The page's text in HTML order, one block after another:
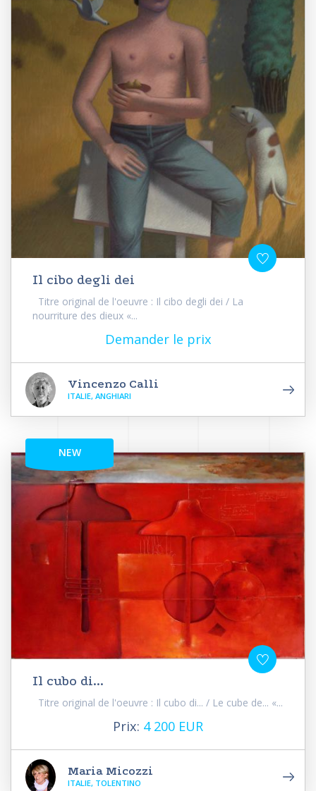
Il cibo degli dei
Titre original de l'oeuvre : Il cibo degli dei / La
nourriture des dieux «...
Demander le prix
Vincenzo Calli
ITALIE, ANGHIARI
NEW
Il cubo di...
Titre original de l'oeuvre : Il cubo di... / Le cube de... «...
Prix: 4 200 EUR
Maria Micozzi
ITALIE, TOLENTINO